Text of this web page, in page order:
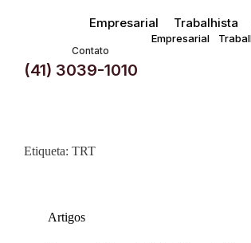
Empresarial Trabalhista
Empresarial
Contato
(41) 3039-1010
Etiqueta: TRT
Artigos